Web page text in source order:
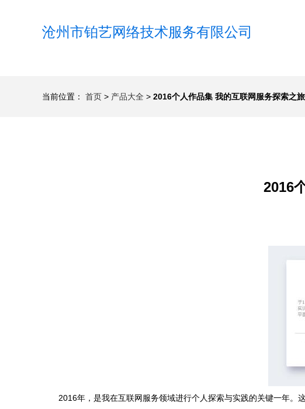
沧州市铂艺网络技术服务有限公司
当前位置： 首页 > 产品大全 > 2016个人作品集 我的互联网服务探索之旅
2016
2016年，是我在互联网服务领域进行个人探索与实践的关键一年